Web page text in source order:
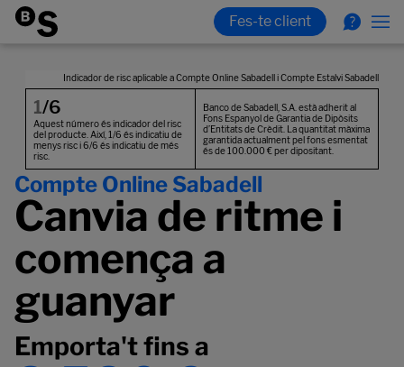
Compte Online Sabadell
Canvia de ritme i
comença a
guanyar
Emporta't fins a